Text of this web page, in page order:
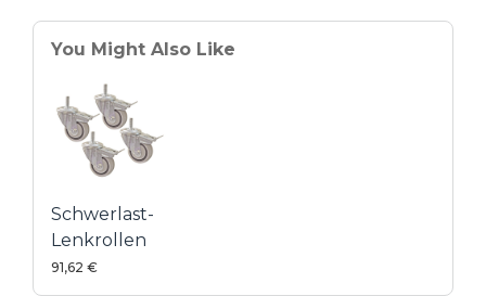
Includes (4) stable leveling feet
Durable powder-coated finish
Fast, easy assembly
You Might Also Like
Schwerlast-
Lenkrollen
91,62 €